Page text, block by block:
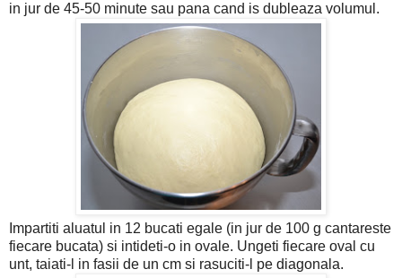
in jur de 45-50 minute sau pana cand is dubleaza volumul.
Impartiti aluatul in 12 bucati egale (in jur de 100 g cantareste
fiecare bucata) si intideti-o in ovale. Ungeti fiecare oval cu
unt, taiati-l in fasii de un cm si rasuciti-l pe diagonala.